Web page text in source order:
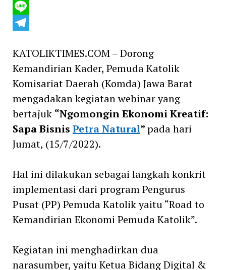
Twitter
Line
KATOLIKTIMES.COM – Dorong
Kemandirian Kader, Pemuda Katolik
Komisariat Daerah (Komda) Jawa Barat
mengadakan kegiatan webinar yang
bertajuk “Ngomongin Ekonomi Kreatif:
Sapa Bisnis Petra Natural”pada hari
Jumat, (15/7/2022).
Hal ini dilakukan sebagai langkah konkrit
implementasi dari program Pengurus
Pusat (PP) Pemuda Katolik yaitu “Road to
Kemandirian Ekonomi Pemuda Katolik”.
Kegiatan ini menghadirkan dua
narasumber, yaitu Ketua Bidang Digital &